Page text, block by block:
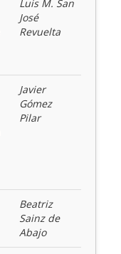
Luis M. San
José
Revuelta
Javier
Gómez
Pilar
Beatriz
Sainz de
Abajo